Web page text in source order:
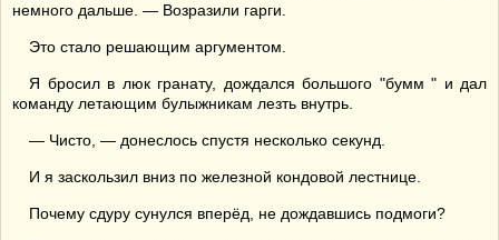
немного дальше. — Возразили гарги.
Это стало решающим аргументом.
Я бросил в люк гранату, дождался большого "бумм " и дал
команду летающим булыжникам лезть внутрь.
— Чисто, — донеслось спустя несколько секунд.
И я заскользил вниз по железной кондовой лестнице.
Почему сдуру сунулся вперёд, не дождавшись подмоги?